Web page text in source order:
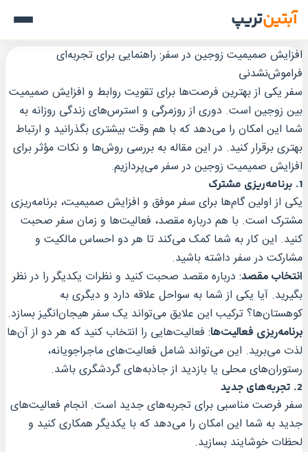
آبتینتریپ
افزایش صمیمیت زوجین در سفر: راهنمایی برای تجربه‌ای
فراموش‌نشدنی
سفر یکی از بهترین فرصت‌ها برای تقویت روابط و افزایش صمیمیت
بین زوجین است. دوری از روزمرگی و استرس‌های زندگی روزانه به
شما این امکان را می‌دهد که با هم وقت بیشتری بگذرانید و ارتباط
بهتری برقرار کنید. در این مقاله به بررسی روش‌ها و نکات مؤثر برای
افزایش صمیمیت زوجین در سفر می‌پردازیم.
1. برنامه‌ریزی مشترک
یکی از اولین گام‌ها برای سفر موفق و افزایش صمیمیت، برنامه‌ریزی
مشترک است. با هم درباره مقصد، فعالیت‌ها و زمان سفر صحبت
کنید. این کار به شما کمک می‌کند تا هر دو احساس مالکیت و
مشارکت در سفر داشته باشید.
انتخاب مقصد: درباره مقصد صحبت کنید و نظرات یکدیگر را در نظر
بگیرید. آیا یکی از شما به سواحل علاقه دارد و دیگری به
کوهستان‌ها؟ ترکیب این علایق می‌تواند یک سفر هیجان‌انگیز بسازد.
برنامه‌ریزی فعالیت‌ها: فعالیت‌هایی را انتخاب کنید که هر دو از آن‌ها
لذت می‌برید. این می‌تواند شامل فعالیت‌های ماجراجویانه،
رستوران‌های محلی یا بازدید از جاذبه‌های گردشگری باشد.
2. تجربه‌های جدید
سفر فرصت مناسبی برای تجربه‌های جدید است. انجام فعالیت‌های
جدید به شما این امکان را می‌دهد که با یکدیگر همکاری کنید و
لحظات خوشایند بسازید.